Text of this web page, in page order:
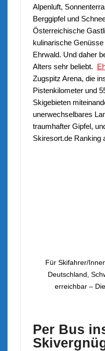
Alpenluft,
Berggipfel und
Österreichische
kulinarische
Ehrwald. Und daher
Alters sehr beliebt.
Zugspitz Arena, die
Pistenkilometer und
Skigebieten
unerwechselbares
traumhafter Gipfel,
Skiresort.de Ranking
Für Skifahrer/
Deutschland,
erreichbar –
Per Bus